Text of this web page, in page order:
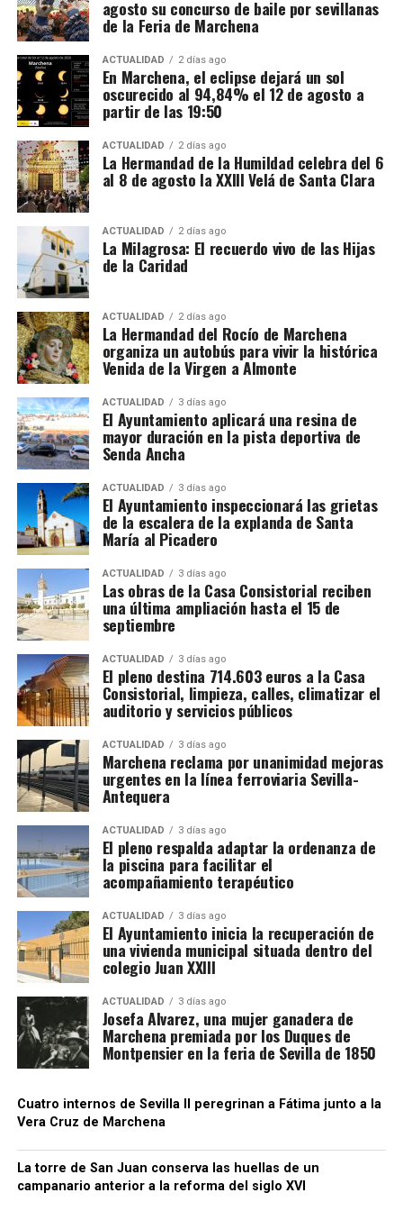
De Tiziano a Vasco Pereira
Vasco Pereira, un pintor portugués afincado en
Sevilla, fue testigo del impacto que Tiziano tenía en
la corte.Su Anunciación de 1576 es una copia
reinterpretada de la obra del maestro veneciano,y fue
encargada para la Iglesia de San Juan Bautista de
Marchena por los Duques de Arcos.
La clave está en Luis Cristóbal Ponce de León,
Duque de Arcos, quien mantenía una relación
privilegiada con los Habsburgo.
y Felipe IIle aseguró un lugar en el
la monarquía, y fue precisamente esta conexión la que
propició la llegada de la copia de Pereira al Palacio
Ducal de Marchena.
Luis Cristóbal Ponce de León, II Duque de Arcos, fue
un noble humanista y culto, prototipo del hombre
renacentista, que protegió y se rodeó de artistas
como el músico Cristóbal de Morales o el orfebre
Juan Ruiz.
euros netos mensuales, que pueden aproximarse a
2.400 euros cuando se realizan horas extraordinarias
o se reciben complementos.
La jornada ordinaria es de 35 horas semanales. Las
horas adicionales deben pagarse con los siguientes
recargos:
De la hora 36 a la 43: un 25% más.
El contrato también debe incluir una compensación
por vacaciones de al menos el 10% del salario bruto.
Alojamiento, comida y
transporte
No todas las explotaciones ofrecen las mismas
condiciones. Algunas proporcionan alojamiento y
comida gratuitamente, otras solamente vivienda o
una comida diaria y también existen contratos sin
manutención ni alojamiento.
El trabajador debe comprobar antes de salir:
Salario bruto por hora.
Duración mínima del contrato.
Horario y pago de horas extraordinarias.
Condiciones del alojamiento.
Comidas incluidas.
Transporte hasta las parcelas.
Alta en la Seguridad Social agraria francesa.
Los sindicatos advierten de que nadie debe cobrar al
trabajador por conseguirle una oferta. Recomiendan
viajar con el contrato acordado directamente con la
explotación y desconfiar de anuncios difundidos por
redes sociales que soliciten pagos anticipados.
Por qué prefieren Francia
La principal razón es económica. Los jornaleros
pueden concentrar en pocas semanas unos ingresos
superiores a los obtenidos en campañas
equivalentes en Andalucía. También encuentran
mayor control de las jornadas, pago regulado de las
horas extras y cuadrillas que regresan a las mismas
CCOO sostiene que estos desplazamientos
demuestran que no faltan trabajadores para el
campo, sino empleos con condiciones
suficientemente atractivas. El sindicato reclama al
agosto su concurso de baile por sevillanas
de la Feria de Marchena
ACTUALIDAD 2 días ago
En Marchena, el eclipse dejará un sol
oscurecido al 94,84% el 12 de agosto a
partir de las 19:50
ACTUALIDAD 2 días ago
La Hermandad de la Humildad celebra del 6
al 8 de agosto la XXIII Velá de Santa Clara
ACTUALIDAD 2 días ago
La Milagrosa: El recuerdo vivo de las Hijas
de la Caridad
ACTUALIDAD 2 días ago
La Hermandad del Rocío de Marchena
organiza un autobús para vivir la histórica
Venida de la Virgen a Almonte
ACTUALIDAD 3 días ago
El Ayuntamiento aplicará una resina de
mayor duración en la pista deportiva de
Senda Ancha
ACTUALIDAD 3 días ago
El Ayuntamiento inspeccionará las grietas
de la escalera de la explanda de Santa
María al Picadero
ACTUALIDAD 3 días ago
Las obras de la Casa Consistorial reciben
una última ampliación hasta el 15 de
septiembre
ACTUALIDAD 3 días ago
El pleno destina 714.603 euros a la Casa
Consistorial, limpieza, calles, climatizar el
auditorio y servicios públicos
ACTUALIDAD 3 días ago
Marchena reclama por unanimidad mejoras
urgentes en la línea ferroviaria Sevilla-
Antequera
ACTUALIDAD 3 días ago
El pleno respalda adaptar la ordenanza de
la piscina para facilitar el
acompañamiento terapéutico
ACTUALIDAD 3 días ago
El Ayuntamiento inicia la recuperación de
una vivienda municipal situada dentro del
colegio Juan XXIII
ACTUALIDAD 3 días ago
Josefa Alvarez, una mujer ganadera de
Marchena premiada por los Duques de
Montpensier en la feria de Sevilla de 1850
Cuatro internos de Sevilla II peregrinan a Fátima junto a la
Vera Cruz de Marchena
La torre de San Juan conserva las huellas de un
campanario anterior a la reforma del siglo XVI